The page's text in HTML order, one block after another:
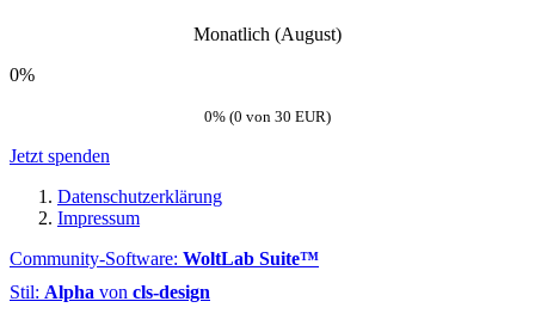
Monatlich (August)
0%
0% (0 von 30 EUR)
Jetzt spenden
Datenschutzerklärung
Impressum
Community-Software: WoltLab Suite™
Stil: Alpha von cls-design